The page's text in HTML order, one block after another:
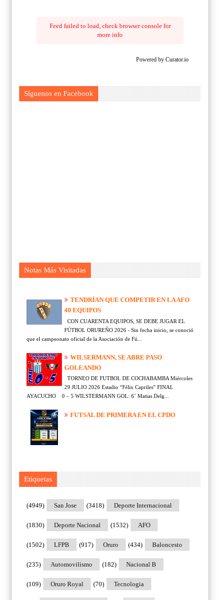
Feed failed to load, check browser console for
more info
Powered by Curator.io
Síguenos en Facebook
Notas Más Visitadas
TENDRÍAN QUE COMPETIR EN LA AFO
40 EQUIPOS
CON CUARENTA EQUIPOS, SE DEBE JUGAR EL
FÚTBOL ORUREÑO 2026 - Sin fecha inicio, se conoció
que el campeonato oficial de la Asociación de Fú...
WILSERMANN, SE ABRE PASO
GOLEANDO
TORNEO DE FUTBOL DE COCHABAMBA Miércoles
29 JULIO 2026 Estadio “Félix Capriles” FINAL
AYACUCHO 0 – 5 WILSTERMANN GOL: 6´ Matias Delg...
FUTSAL DE PRIMERA EN EL CPDO
Etiquetas
San Jose
(4949) Deporte Internacional
(3418)
Deporte Nacional
(1830) AFO
(1532)
LFPB
(1502) Oruro
(917) Baloncesto
(434)
Automovilismo
(235) Nacional B
(182)
Oruro Royal
(109) Tecnologia
(70)